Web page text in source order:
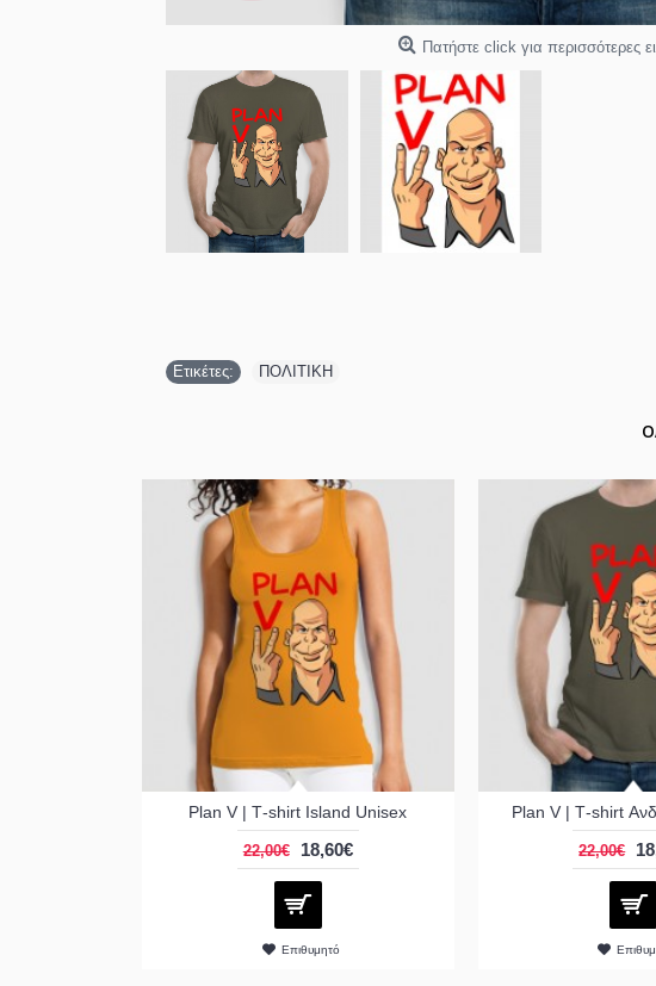
Πατήστε click για περισσότερες
Ετικέτες: ΠΟΛΙΤΙΚΗ
Plan V | Τ-shirt Island Unisex
22,00€ 18,60€
Επιθυμητό
Plan V | Τ-shirt
22,00€